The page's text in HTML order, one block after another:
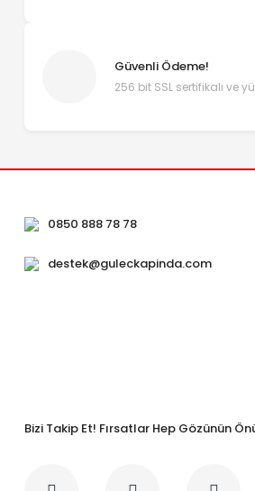
Güvenli Ödeme!
256 bit SSL sertifikalı ve
0850 888 78 78
destek@guleckapinda.com
Bizi Takip Et! Fırsatlar Hep Gözünün